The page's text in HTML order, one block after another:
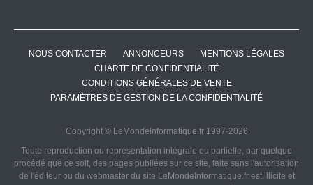
NOUS CONTACTER ANNONCEURS
MENTIONS LÉGALES
CHARTE DE CONFIDENTIALITÉ
CONDITIONS GÉNÉRALES DE VENTE
PARAMÈTRES DE GESTION DE LA CONFIDENTIALITÉ
Copyright © LeMondeInformatique.fr 1997-2026
Toute reproduction ou représentation intégrale ou partielle, par quelque
procédé que ce soit, des pages publiées sur ce site, faite sans l'autorisation
de l'éditeur ou du webmaster du site LeMondeInformatique.fr est illicite et